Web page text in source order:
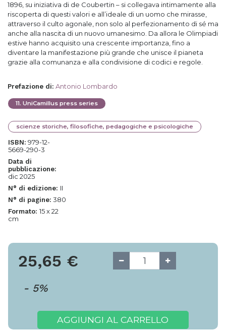
1896, su iniziativa di de Coubertin – si collegava intimamente alla
riscoperta di questi valori e all’ideale di un uomo che mirasse,
attraverso il culto agonale, non solo al perfezionamento di sé ma
anche alla nascita di un nuovo umanesimo. Da allora le Olimpiadi
estive hanno acquisito una crescente importanza, fino a
diventare la manifestazione più grande che unisce il pianeta
grazie alla comunanza e alla condivisione di codici e regole.
Prefazione di: Antonio Lombardo
11. UniCamillus press series
scienze storiche, filosofiche, pedagogiche e psicologiche
ISBN: 979-12-
5669-290-3
Data di
pubblicazione:
dic 2025
N° di edizione: II
N° di pagine: 380
Formato: 15 x 22
cm
25,65 €
- 5%
AGGIUNGI AL CARRELLO